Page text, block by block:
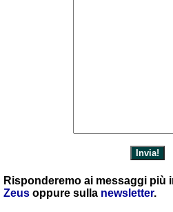
Risponderemo ai messaggi più
Zeus oppure sulla newsletter.